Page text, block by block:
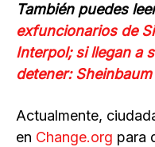
También puedes
exfuncionarios de
Interpol; si llegan a
detener: Sheinbaum
Actualmente,
en Change.org para